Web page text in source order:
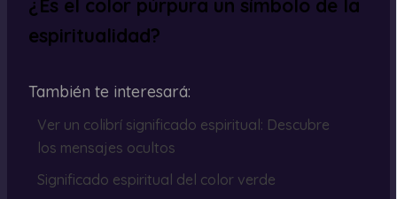
¿Es el color púrpura un símbolo de la
espiritualidad?
También te interesará:
Ver un colibrí significado espiritual: Descubre
los mensajes ocultos
Significado espiritual del color verde